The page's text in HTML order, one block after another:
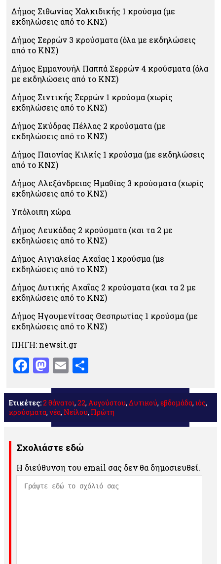
Δήμος Σιθωνίας Χαλκιδικής 1 κρούσμα (με
εκδηλώσεις από το ΚΝΣ)
Δήμος Σερρών 3 κρούσματα (όλα με εκδηλώσεις
από το ΚΝΣ)
Δήμος Εμμανουήλ Παππά Σερρών 4 κρούσματα (όλα
με εκδηλώσεις από το ΚΝΣ)
Δήμος Σιντικής Σερρών 1 κρούσμα (χωρίς
εκδηλώσεις από το ΚΝΣ)
Δήμος Σκύδρας Πέλλας 2 κρούσματα (με
εκδηλώσεις από το ΚΝΣ)
Δήμος Παιονίας Κιλκίς 1 κρούσμα (με εκδηλώσεις
από το ΚΝΣ)
Δήμος Αλεξάνδρειας Ημαθίας 3 κρούσματα (χωρίς
εκδηλώσεις από το ΚΝΣ)
Υπόλοιπη χώρα
Δήμος Λευκάδας 2 κρούσματα (και τα 2 με
εκδηλώσεις από το ΚΝΣ)
Δήμος Αιγιαλείας Αχαΐας 1 κρούσμα (με
εκδηλώσεις από το ΚΝΣ)
Δήμος Δυτικής Αχαΐας 2 κρούσματα (και τα 2 με
εκδηλώσεις από το ΚΝΣ)
Δήμος Ηγουμενίτσας Θεσπρωτίας 1 κρούσμα (με
εκδηλώσεις από το ΚΝΣ)
ΠΗΓΗ: newsit.gr
Facebook
Mastodon
Email
Ετικέτες:2 θάνατοι, 22, Αυγούστου, Δυτικού, εβδομάδα, ιός,
κρούσματα, νέα, Νείλου, Πρώτη
Σχολιάστε εδώ
Η διεύθυνση του email σας δεν θα δημοσιευθεί.